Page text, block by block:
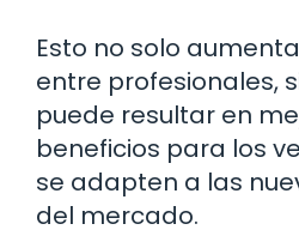
Esto no solo
entre profesionales,
puede resultar en
beneficios para los
se adapten a las
del mercado.